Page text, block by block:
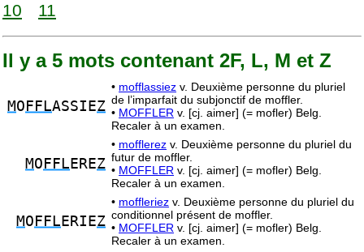
10
11
Il y a 5 mots contenant 2F, L, M et Z
MO FFLASSIEZ
• mofflassiez v. Deuxième personne du pluriel
de l’imparfait du subjonctif de moffler.
• MOFFLER v. [cj. aimer] (= mofler) Belg.
Recaler à un examen.
MO FFL EREZ
• mofflerez v. Deuxième personne du pluriel du
futur de moffler.
• MOFFLER v. [cj. aimer] (= mofler) Belg.
Recaler à un examen.
MO FFL ERIEZ
• moffleriez v. Deuxième personne du pluriel du
conditionnel présent de moffler.
• MOFFLER v. [cj. aimer] (= mofler) Belg.
Recaler à un examen.